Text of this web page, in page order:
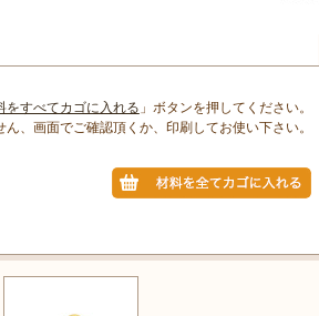
をすべてカゴに入れる 」ボタンを押してください。
ん、画面でご確認頂くか、印刷してお使い下さい。